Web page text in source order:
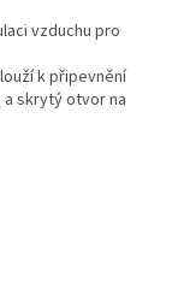
vzduchu pro
k připevnění
skrytý otvor na